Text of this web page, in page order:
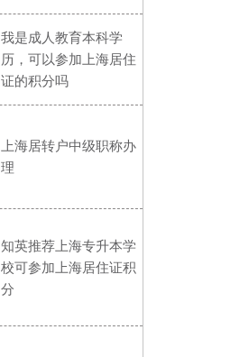
我是成人教育本科学
历，可以参加上海居住
证的积分吗
上海居转户中级职称办
理
知英推荐上海专升本学
校可参加上海居住证积
分